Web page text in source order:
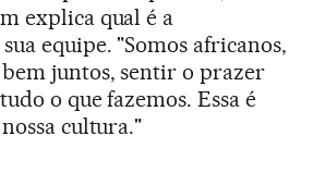
explica qual é a
equipe. "Somos africanos,
juntos, sentir o prazer
o que fazemos. Essa é
cultura."